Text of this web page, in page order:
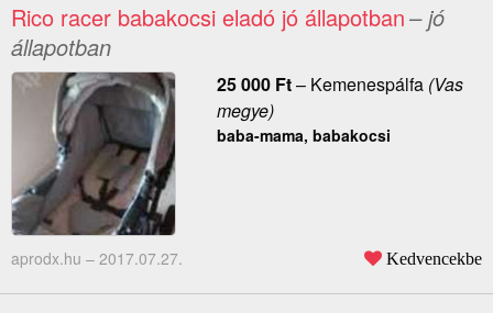
Rico racer babakocsi eladó jó állapotban– jó
állapotban
25 000 Ft– Kemenespálfa(Vas
megye)
baba-mama, babakocsi
aprodx.hu – 2017.07.27. Kedvencekbe